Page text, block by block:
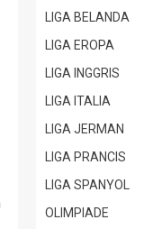
LIGA BELANDA
LIGA EROPA
LIGA INGGRIS
LIGA ITALIA
LIGA JERMAN
LIGA PRANCIS
LIGA SPANYOL
OLIMPIADE